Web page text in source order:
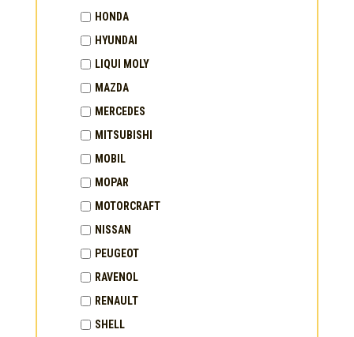
HONDA
HYUNDAI
LIQUI MOLY
MAZDA
MERCEDES
MITSUBISHI
MOBIL
MOPAR
MOTORCRAFT
NISSAN
PEUGEOT
RAVENOL
RENAULT
SHELL